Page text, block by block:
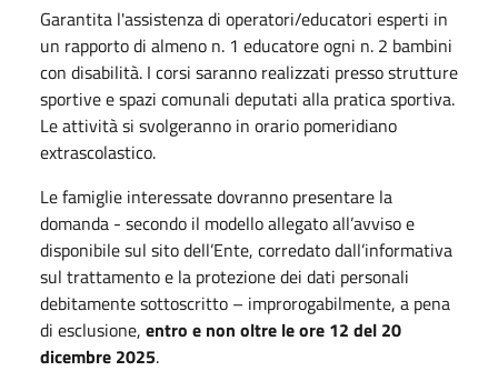
Garantita l'assistenza di operatori/educatori esperti in
un rapporto di almeno n. 1 educatore ogni n. 2 bambini
con disabilità. I corsi saranno realizzati presso strutture
sportive e spazi comunali deputati alla pratica sportiva.
Le attività si svolgeranno in orario pomeridiano
extrascolastico.
Le famiglie interessate dovranno presentare la
domanda - secondo il modello allegato all’avviso e
disponibile sul sito dell’Ente, corredato dall’informativa
sul trattamento e la protezione dei dati personali
debitamente sottoscritto – improrogabilmente, a pena
di esclusione, entro e non oltre le ore 12 del 20
dicembre 2025.